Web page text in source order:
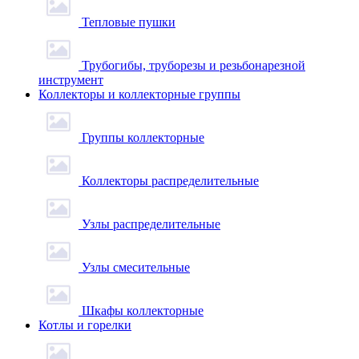
Тепловые пушки
Трубогибы, труборезы и резьбонарезной
инструмент
Коллекторы и коллекторные группы
Группы коллекторные
Коллекторы распределительные
Узлы распределительные
Узлы смесительные
Шкафы коллекторные
Котлы и горелки